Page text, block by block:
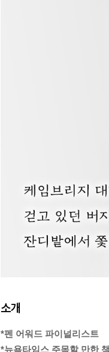
소개
*펜 어워드 파이널리스트
*뉴욕타임스 주목할 만한 책